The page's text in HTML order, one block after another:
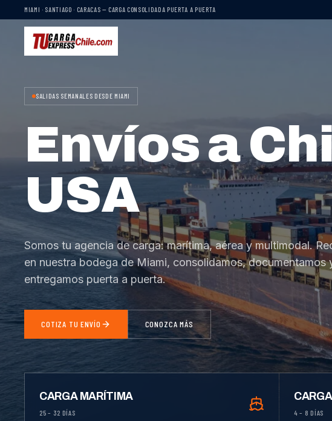
MIAMI · SANTIAGO · CARACAS — CARGA CONSOLIDADA PUERTA A PUERTA
SALIDAS SEMANALES DESDE MIAMI
Envíos a
USA
Somos tu agencia de carga: marítima, aérea y multimodal.
en nuestra bodega de Miami, consolidamos, documentamos
entregamos puerta a puerta.
COTIZA TU ENVÍO CONOZCA MÁS
CARGA MARÍTIMA
25 – 32 DÍAS 4 – 8 DÍAS